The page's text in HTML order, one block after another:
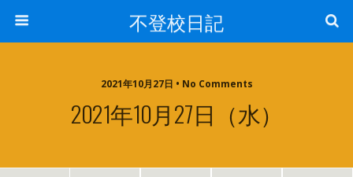
不登校日記
2021年10月27日 • No Comments
2021年10月27日（水）